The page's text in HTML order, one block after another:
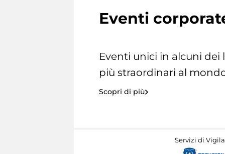
Eventi
Eventi unici in alcuni dei
più straordinari al
Scopri di più
Servizi di